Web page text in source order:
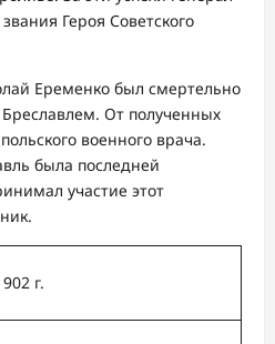
Героя Советского
Еременко был смертельно
От полученных
военного врача.
была последней
участие этот
г.